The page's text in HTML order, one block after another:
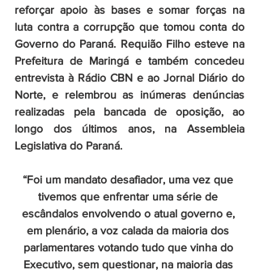
reforçar apoio às bases e somar forças na
luta contra a corrupção que tomou conta do
Governo do Paraná. Requião Filho esteve na
Prefeitura de Maringá e também concedeu
entrevista à Rádio CBN e ao Jornal Diário do
Norte, e relembrou as inúmeras denúncias
realizadas pela bancada de oposição, ao
longo dos últimos anos, na Assembleia
Legislativa do Paraná.
“Foi um mandato desafiador, uma vez que
tivemos que enfrentar uma série de
escândalos envolvendo o atual governo e,
em plenário, a voz calada da maioria dos
parlamentares votando tudo que vinha do
Executivo, sem questionar, na maioria das